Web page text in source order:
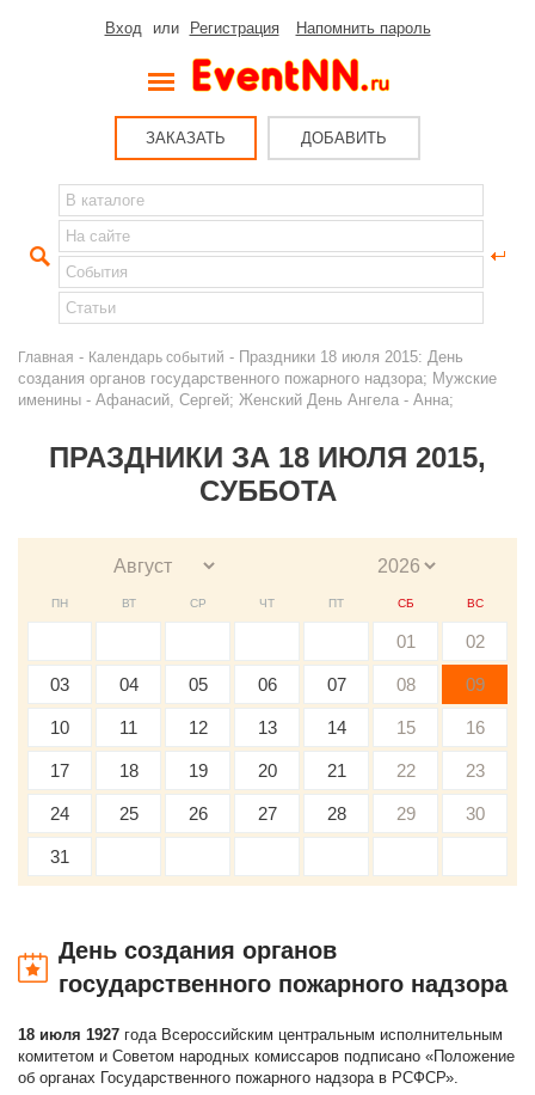
Вход или Регистрация Напомнить пароль
ЗАКАЗАТЬ ДОБАВИТЬ
Главная - Календарь событий - Праздники 18 июля 2015: День
создания органов государственного пожарного надзора; Мужские
именины - Афанасий, Сергей; Женский День Ангела - Анна;
ПРАЗДНИКИ ЗА 18 ИЮЛЯ 2015,
СУББОТА
ПН ВТ СР ЧТ ПТ СБ ВС
01 02
03 04 05 06 07 08 09
10 11 12 13 14 15 16
17 18 19 20 21 22 23
24 25 26 27 28 29 30
31
День создания органов
государственного пожарного надзора
18 июля 1927 года Всероссийским центральным исполнительным
комитетом и Советом народных комиссаров подписано «Положение
об органах Государственного пожарного надзора в РСФСР».